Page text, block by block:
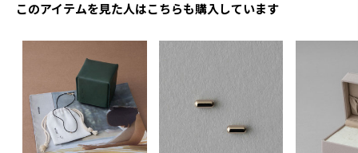
このアイテムを見た人はこちらも購入しています